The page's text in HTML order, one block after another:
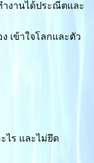
งานได้ประณีตและ
เข้าใจโลกและตัว
ไร และไม่ยึด